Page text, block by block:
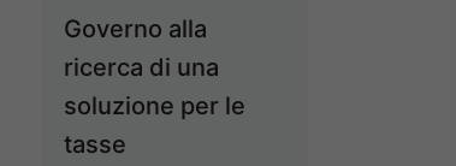
Governo alla
ricerca di una
soluzione per le
tasse